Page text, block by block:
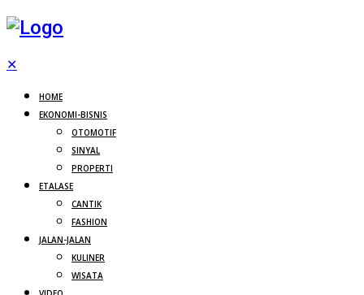
✕
HOME
EKONOMI-BISNIS
OTOMOTIF
SINYAL
PROPERTI
ETALASE
CANTIK
FASHION
JALAN-JALAN
KULINER
WISATA